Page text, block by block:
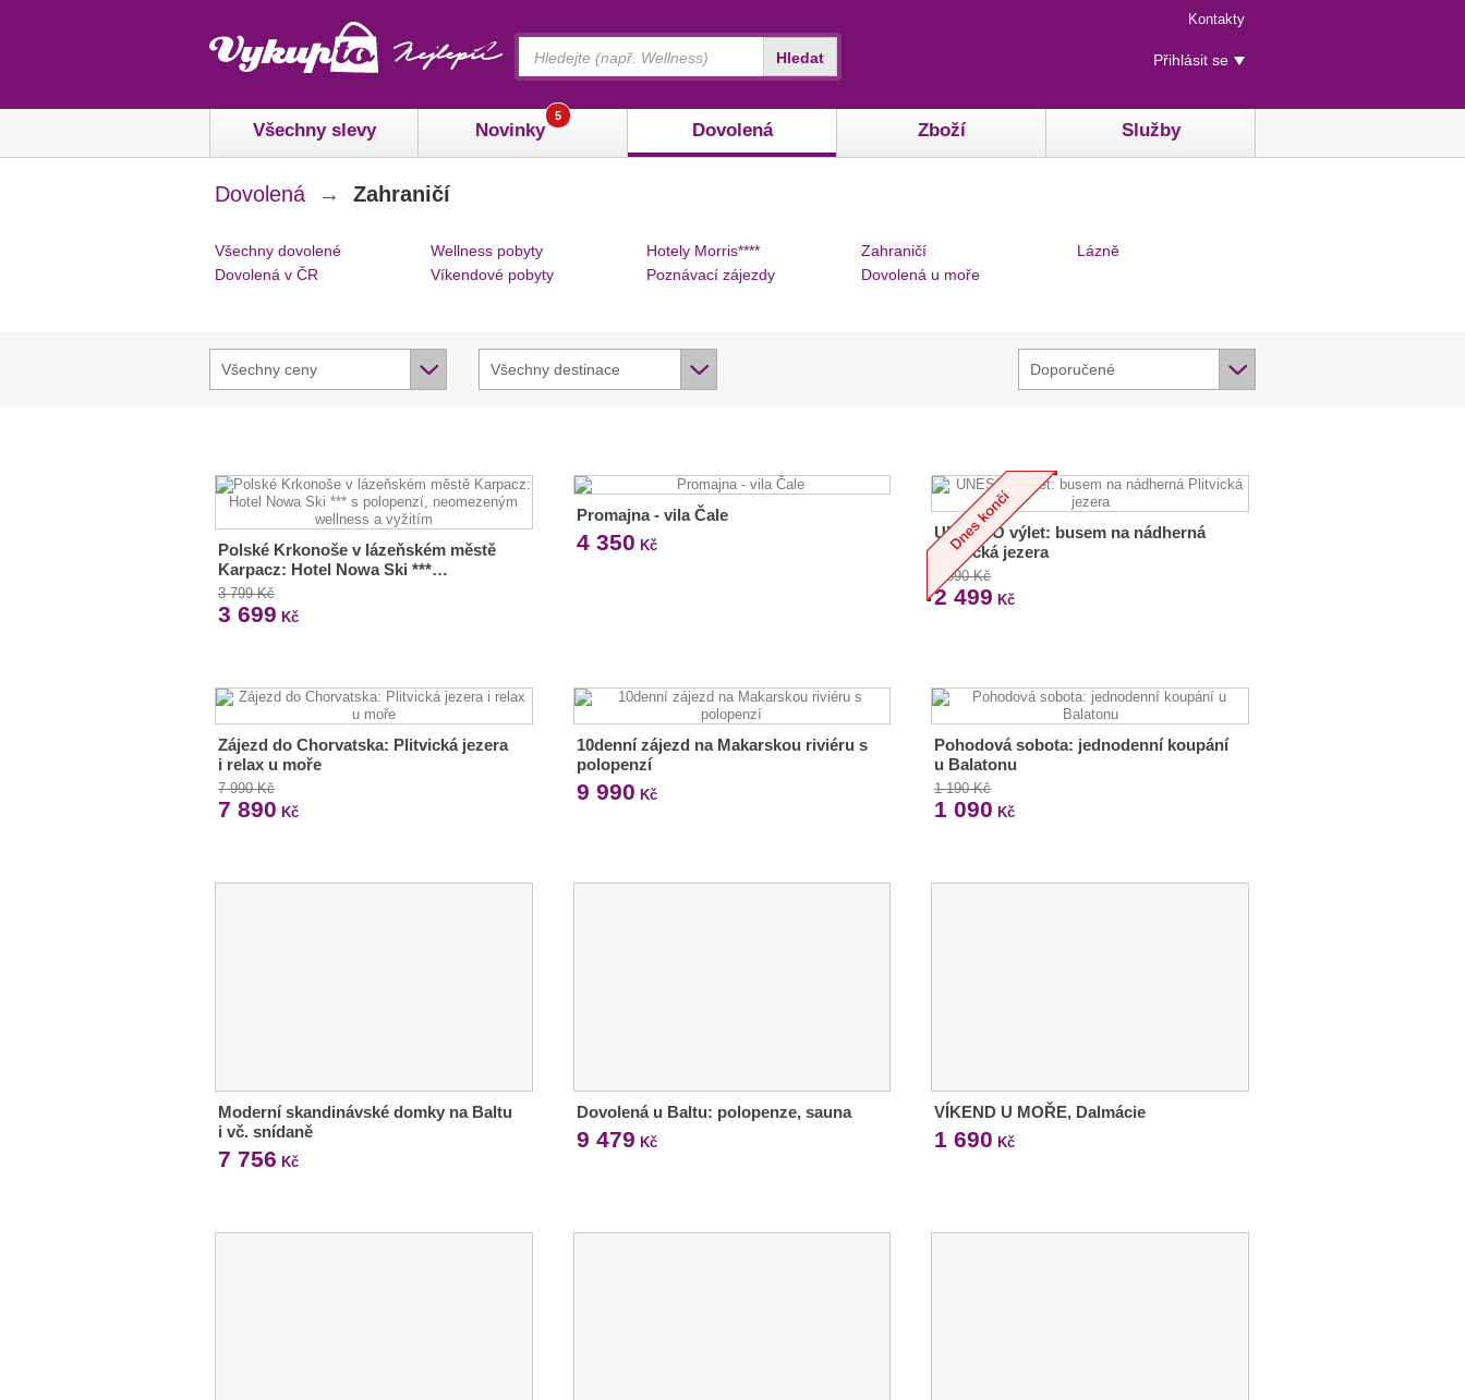
Menu
rychlého
přístupu
Kontakty
Uživatelské
menu
Přihlásit se
Všechny slevy Novinky
5
Dovolená Zboží Služby
Hledat
Dovolená → Zahraničí
Všechny dovolené
Dovolená v ČR
Wellness pobyty
Víkendové pobyty
Hotely Morris****
Poznávací zájezdy
Zahraničí
Dovolená u moře
Lázně
Všechny destinace
Všechny ceny Doporučené
Polské Krkonoše v lázeňském městě
Karpacz: Hotel Nowa Ski ***…
3 799 Kč
3 699 Kč
Promajna - vila Čale
4 350 Kč
UNESCO výlet: busem na nádherná
Plitvická jezera
2 690 Kč
2 499 Kč
Zájezd do Chorvatska: Plitvická jezera
i relax u moře
7 990 Kč
7 890 Kč
10denní zájezd na Makarskou riviéru s
polopenzí
9 990 Kč
Pohodová sobota: jednodenní koupání
u Balatonu
1 190 Kč
1 090 Kč
Moderní skandinávské domky na Baltu
i vč. snídaně
7 756 Kč
Dovolená u Baltu: polopenze, sauna
9 479 Kč
VÍKEND U MOŘE, Dalmácie
1 690 Kč